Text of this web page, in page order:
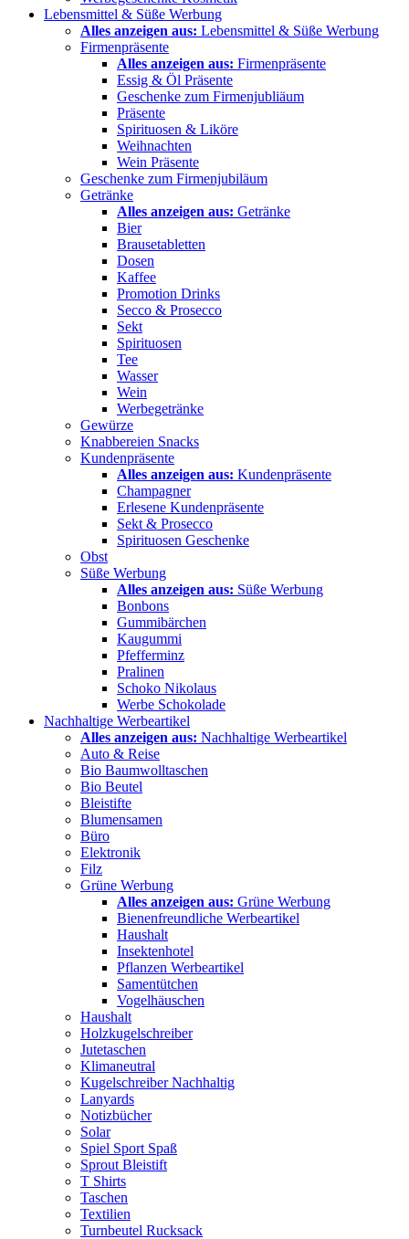
Lebensmittel & Süße Werbung
Alles anzeigen aus: Lebensmittel & Süße Werbung
Firmenpräsente
Alles anzeigen aus: Firmenpräsente
Essig & Öl Präsente
Geschenke zum Firmenjubliäum
Präsente
Spirituosen & Liköre
Weihnachten
Wein Präsente
Geschenke zum Firmenjubiläum
Getränke
Alles anzeigen aus: Getränke
Bier
Brausetabletten
Dosen
Kaffee
Promotion Drinks
Secco & Prosecco
Sekt
Spirituosen
Tee
Wasser
Wein
Werbegetränke
Gewürze
Knabbereien Snacks
Kundenpräsente
Alles anzeigen aus: Kundenpräsente
Champagner
Erlesene Kundenpräsente
Sekt & Prosecco
Spirituosen Geschenke
Obst
Süße Werbung
Alles anzeigen aus: Süße Werbung
Bonbons
Gummibärchen
Kaugummi
Pfefferminz
Pralinen
Schoko Nikolaus
Werbe Schokolade
Nachhaltige Werbeartikel
Alles anzeigen aus: Nachhaltige Werbeartikel
Auto & Reise
Bio Baumwolltaschen
Bio Beutel
Bleistifte
Blumensamen
Büro
Elektronik
Filz
Grüne Werbung
Alles anzeigen aus: Grüne Werbung
Bienenfreundliche Werbeartikel
Haushalt
Insektenhotel
Pflanzen Werbeartikel
Samentütchen
Vogelhäuschen
Haushalt
Holzkugelschreiber
Jutetaschen
Klimaneutral
Kugelschreiber Nachhaltig
Lanyards
Notizbücher
Solar
Spiel Sport Spaß
Sprout Bleistift
T Shirts
Taschen
Textilien
Turnbeutel Rucksack